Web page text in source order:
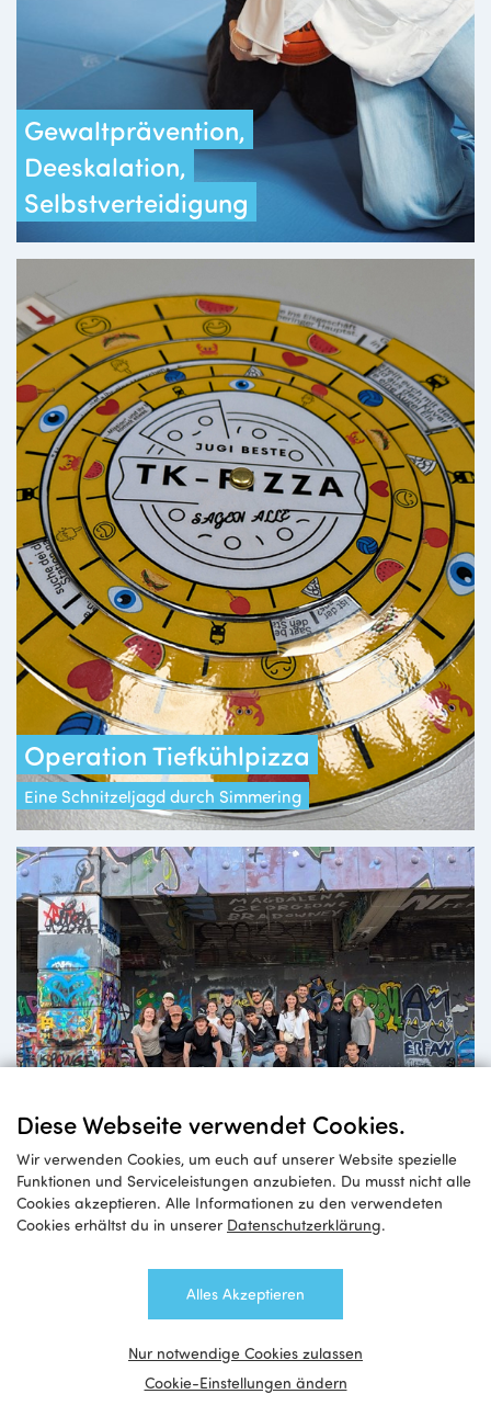
Diese Webseite verwendet Cookies.
Wir verwenden Cookies, um euch auf unserer Website spezielle
Funktionen und Serviceleistungen anzubieten. Du musst nicht alle
Cookies akzeptieren. Alle Informationen zu den verwendeten
Cookies erhältst du in unserer Datenschutzerklärung.
Alles Akzeptieren
Nur notwendige Cookies zulassen
Cookie-Einstellungen ändern
Gewaltprävention,
Deeskalation,
Selbstverteidigung
Operation Tiefkühlpizza
Eine Schnitzeljagd durch Simmering
Jugendaustausch
zwischen Wien und Ostbelgien